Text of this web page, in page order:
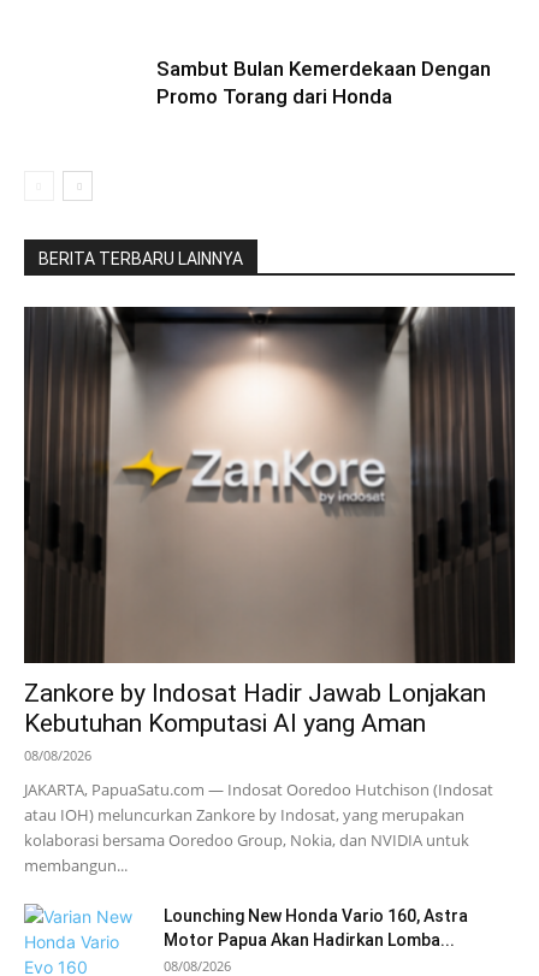
Sambut Bulan Kemerdekaan Dengan
Promo Torang dari Honda
BERITA TERBARU LAINNYA
Zankore by Indosat Hadir Jawab Lonjakan
Kebutuhan Komputasi AI yang Aman
08/08/2026
JAKARTA, PapuaSatu.com — Indosat Ooredoo Hutchison (Indosat
atau IOH) meluncurkan Zankore by Indosat, yang merupakan
kolaborasi bersama Ooredoo Group, Nokia, dan NVIDIA untuk
membangun...
Lounching New Honda Vario 160, Astra
Motor Papua Akan Hadirkan Lomba...
08/08/2026